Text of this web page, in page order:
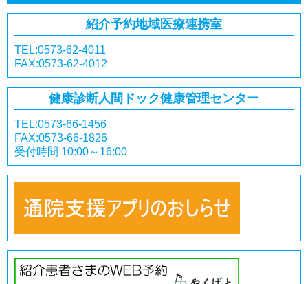
紹介予約地域医療連携室
TEL:0573-62-4011
FAX:0573-62-4012
健康診断人間ドック健康管理センター
TEL:0573-66-1456
FAX:0573-66-1826
受付時間 10:00～16:00